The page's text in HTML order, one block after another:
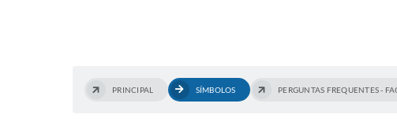
PRINCIPAL SÍMBOLOS PERGUNTAS FREQUENTES -